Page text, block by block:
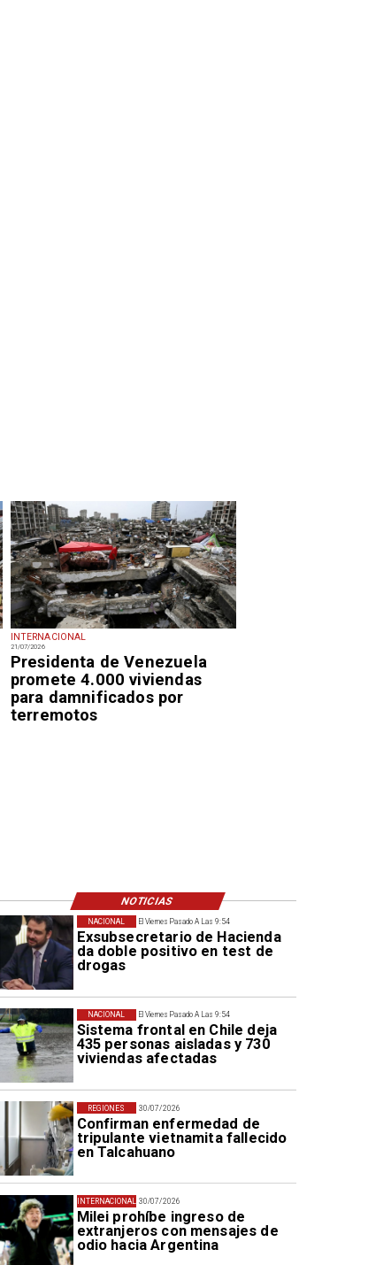
INTERNACIONAL
21/07/2026
Presidenta de Venezuela
promete 4.000 viviendas
para damnificados por
terremotos
El Viernes Pasado A Las 9:54
Exsubsecretario de Hacienda
da doble positivo en test de
drogas
NACIONAL
El Viernes Pasado A Las 9:54
Sistema frontal en Chile deja
435 personas aisladas y 730
viviendas afectadas
NACIONAL
30/07/2026
Confirman enfermedad de
tripulante vietnamita fallecido
en Talcahuano
REGIONES
30/07/2026
Milei prohíbe ingreso de
extranjeros con mensajes de
odio hacia Argentina
INTERNACIONAL
NOTICIAS